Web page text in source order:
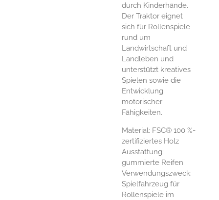
durch Kinderhände.
Der Traktor eignet
sich für Rollenspiele
rund um
Landwirtschaft und
Landleben und
unterstützt kreatives
Spielen sowie die
Entwicklung
motorischer
Fähigkeiten.
Material: FSC® 100 %-
zertifiziertes Holz
Ausstattung:
gummierte Reifen
Verwendungszweck:
Spielfahrzeug für
Rollenspiele im